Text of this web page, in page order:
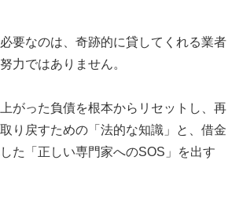
要なのは、奇跡的に貸してくれる業者
力ではありません。
がった負債を根本からリセットし、再
り戻すための「法的な知識」と、借金
た「正しい専門家へのSOS」を出す